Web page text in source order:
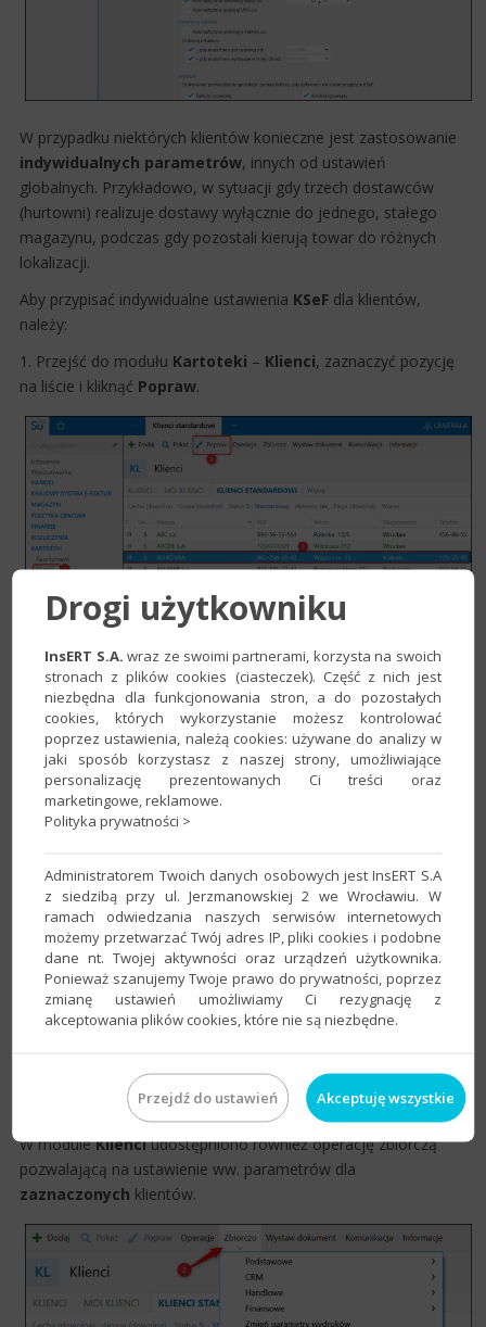
W przypadku niektórych klientów konieczne jest zastosowanie
indywidualnych parametrów, innych od ustawień
globalnych. Przykładowo, w sytuacji gdy trzech dostawców
(hurtowni) realizuje dostawy wyłącznie do jednego, stałego
magazynu, podczas gdy pozostali kierują towar do różnych
lokalizacji.​
Aby przypisać indywidualne ustawienia KSeF dla klientów,
należy:
1. Przejść do modułu Kartoteki – Klienci, zaznaczyć pozycję
na liście i kliknąć Popraw.
2. Na zakładce KSeF dostępne są parametry umożliwiające
dostosowanie sposobu wysyłki i odbioru dokumentów dla
poszczególnych klientów, np. poprzez identyfikację
asortymentu wyłącznie na podstawie kodu kreskowego.
Domyślnie wartości te są zgodne z ustawieniami określonymi
Parametrach e-Faktur.
W moduleKlienciudostępniono również operację zbiorczą
pozwalającą na ustawienie ww. parametrów dla
zaznaczonych klientów.
Drogi użytkowniku
InsERT S.A. wraz ze swoimi partnerami, korzysta na swoich
stronach z plików cookies (ciasteczek). Część z nich jest
niezbędna dla funkcjonowania stron, a do pozostałych
cookies, których wykorzystanie możesz kontrolować
poprzez ustawienia, należą cookies: używane do analizy w
jaki sposób korzystasz z naszej strony, umożliwiające
personalizację prezentowanych Ci treści oraz
marketingowe, reklamowe.
Polityka prywatności >
Administratorem Twoich danych osobowych jest InsERT S.A
z siedzibą przy ul. Jerzmanowskiej 2 we Wrocławiu. W
ramach odwiedzania naszych serwisów internetowych
możemy przetwarzać Twój adres IP, pliki cookies i podobne
dane nt. Twojej aktywności oraz urządzeń użytkownika.
Ponieważ szanujemy Twoje prawo do prywatności, poprzez
zmianę ustawień umożliwiamy Ci rezygnację z
akceptowania plików cookies, które nie są niezbędne.
Przejdź do ustawień Akceptuję wszystkie